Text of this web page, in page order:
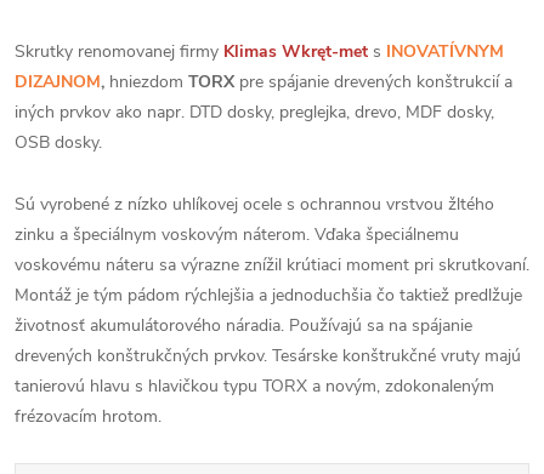
Skrutky renomovanej firmy Klimas Wkręt-met s INOVATÍVNYM
DIZAJNOM, hniezdom TORX pre spájanie drevených konštrukcií a
iných prvkov ako napr. DTD dosky, preglejka, drevo, MDF dosky,
OSB dosky.
Sú vyrobené z nízko uhlíkovej ocele s ochrannou vrstvou žltého
zinku a špeciálnym voskovým náterom. Vďaka špeciálnemu
voskovému náteru sa výrazne znížil krútiaci moment pri skrutkovaní.
Montáž je tým pádom rýchlejšia a jednoduchšia čo taktiež predlžuje
životnosť akumulátorového náradia. Používajú sa na spájanie
drevených konštrukčných prvkov. Tesárske konštrukčné vruty majú
tanierovú hlavu s hlavičkou typu TORX a novým, zdokonaleným
frézovacím hrotom.